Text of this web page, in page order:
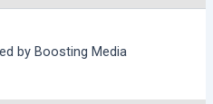
by Boosting Media